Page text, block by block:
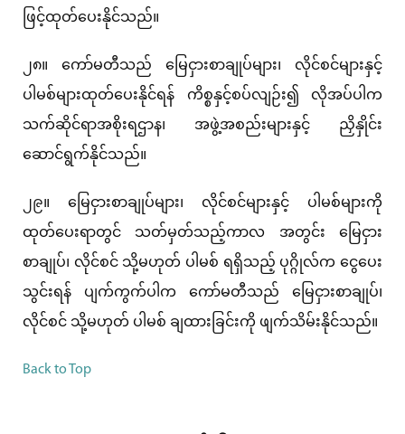
ဖြင့်ထုတ်ပေးနိုင်သည်။
၂၈။ ကော်မတီသည် မြေငှားစာချုပ်များ၊ လိုင်စင်များနှင့်
ပါမစ်များထုတ်ပေးနိုင်ရန် ကိစ္စနှင့်စပ်လျဉ်း၍ လိုအပ်ပါက
သက်ဆိုင်ရာအစိုးရဌာန၊ အဖွဲ့အစည်းများနှင့် ညှိနှိုင်း
ဆောင်ရွက်နိုင်သည်။
၂၉။ မြေငှားစာချုပ်များ၊ လိုင်စင်များနှင့် ပါမစ်များကို
ထုတ်ပေးရာတွင် သတ်မှတ်သည့်ကာလ အတွင်း မြေငှား
စာချုပ်၊ လိုင်စင် သို့မဟုတ် ပါမစ် ရရှိသည့် ပုဂ္ဂိုလ်က ငွေပေး
သွင်းရန် ပျက်ကွက်ပါက ကော်မတီသည် မြေငှားစာချုပ်၊
လိုင်စင် သို့မဟုတ် ပါမစ် ချထားခြင်းကို ဖျက်သိမ်းနိုင်သည်။
Back to Top